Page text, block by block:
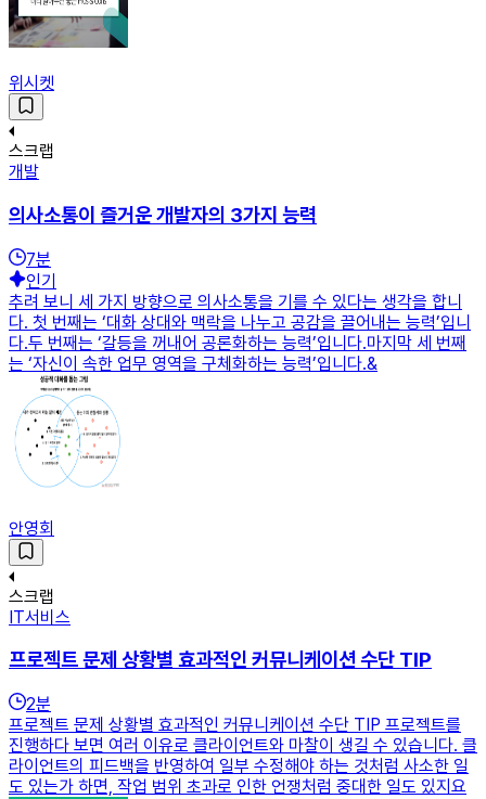
위시켓
스크랩
개발
의사소통이 즐거운 개발자의 3가지 능력
7분
인기
추려 보니 세 가지 방향으로 의사소통을 기를 수 있다는 생각을 합니
다. 첫 번째는 ‘대화 상대와 맥락을 나누고 공감을 끌어내는 능력’입니
다.두 번째는 ‘갈등을 꺼내어 공론화하는 능력’입니다.마지막 세 번째
는 ‘자신이 속한 업무 영역을 구체화하는 능력’입니다.&
안영회
스크랩
IT서비스
프로젝트 문제 상황별 효과적인 커뮤니케이션 수단 TIP
2분
프로젝트 문제 상황별 효과적인 커뮤니케이션 수단 TIP 프로젝트를
진행하다 보면 여러 이유로 클라이언트와 마찰이 생길 수 있습니다. 클
라이언트의 피드백을 반영하여 일부 수정해야 하는 것처럼 사소한 일
도 있는가 하면, 작업 범위 초과로 인한 언쟁처럼 중대한 일도 있지요